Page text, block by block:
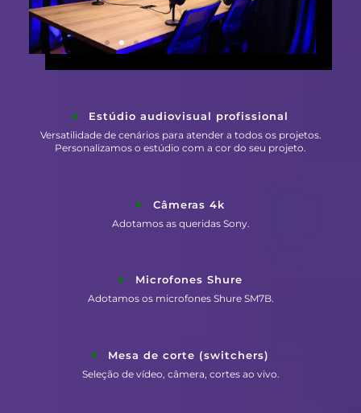
Estúdio audiovisual profissional
Versatilidade de cenários para atender a todos os projetos.
Personalizamos o estúdio com a cor do seu projeto.
Câmeras 4k
Adotamos as queridas Sony.
Microfones Shure
Adotamos os microfones Shure SM7B.
Mesa de corte (switchers)
Seleção de vídeo, câmera, cortes ao vivo.